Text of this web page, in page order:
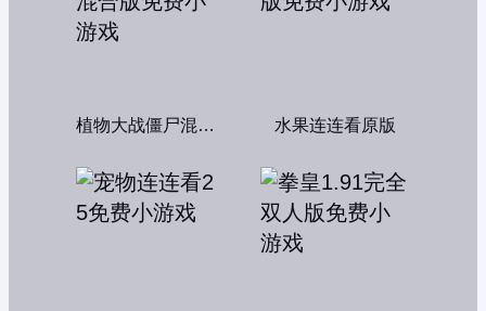
植物大战僵尸混合版 水果连连看原版